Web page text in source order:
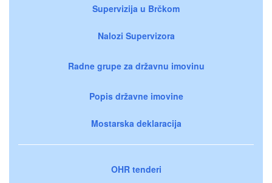
Supervizija u Brčkom
Nalozi Supervizora
Radne grupe za državnu imovinu
Popis državne imovine
Mostarska deklaracija
OHR tenderi